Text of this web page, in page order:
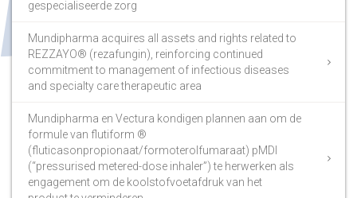
gespecialiseerde zorg
Mundipharma acquires all assets and rights related to
REZZAYO® (rezafungin), reinforcing continued
commitment to management of infectious diseases
and specialty care therapeutic area
Mundipharma en Vectura kondigen plannen aan om de
formule van flutiform ®
(fluticasonpropionaat/formoterolfumaraat) pMDI
(“pressurised metered-dose inhaler”) te herwerken als
engagement om de koolstofvoetafdruk van het